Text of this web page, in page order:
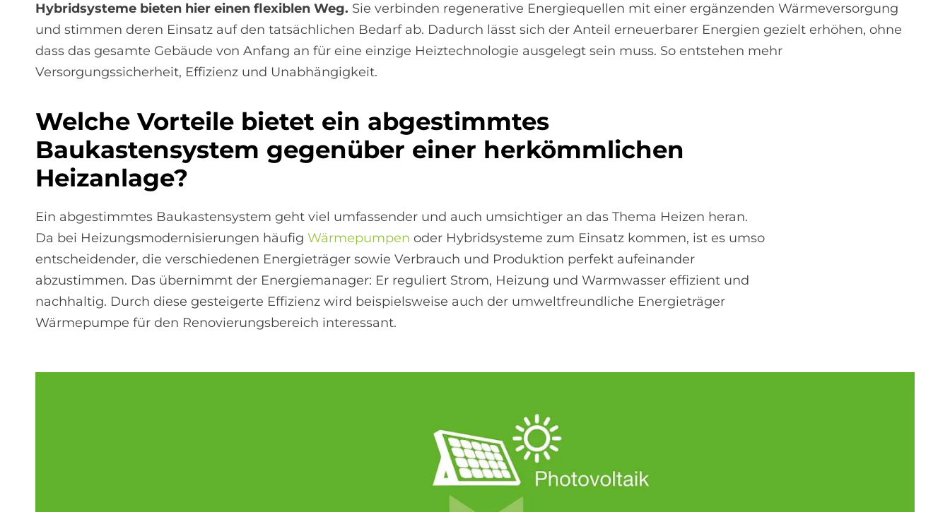
Hybridsysteme bieten hier einen flexiblen Weg. Sie verbinden regenerative Energiequellen mit einer ergänzenden Wärmeversorgung
und stimmen deren Einsatz auf den tatsächlichen Bedarf ab. Dadurch lässt sich der Anteil erneuerbarer Energien gezielt erhöhen, ohne
dass das gesamte Gebäude von Anfang an für eine einzige Heiztechnologie ausgelegt sein muss. So entstehen mehr
Versorgungssicherheit, Effizienz und Unabhängigkeit.
Wel­che Vor­teile bie­tet ein ab­ge­stimm­tes
Bau­ka­sten­sy­stem ge­gen­über ei­ner her­kömm­li­chen
Heiz­an­la­ge?
Ein abgestimmtes Baukastensystem geht viel umfassender und auch umsichtiger an das Thema Heizen heran.
Da bei Heizungsmodernisierungen häufig Wärmepumpen oder Hybridsysteme zum Einsatz kommen, ist es umso
entscheidender, die verschiedenen Energieträger sowie Verbrauch und Produktion perfekt aufeinander
abzustimmen. Das übernimmt der Energiemanager: Er reguliert Strom, Heizung und Warmwasser effizient und
nachhaltig. Durch diese gesteigerte Effizienz wird beispielsweise auch der umweltfreundliche Energieträger
Wärmepumpe für den Renovierungsbereich interessant.